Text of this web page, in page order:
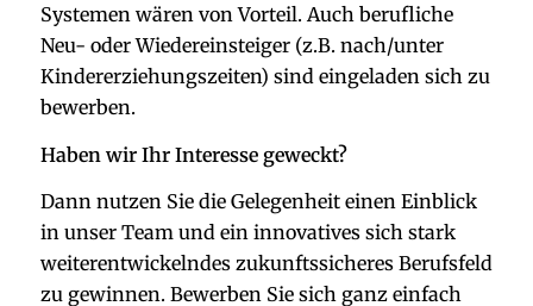
Systemen wären von Vorteil. Auch berufliche
Neu- oder Wiedereinsteiger (z.B. nach/unter
Kindererziehungszeiten) sind eingeladen sich zu
bewerben.
Haben wir Ihr Interesse geweckt?
Dann nutzen Sie die Gelegenheit einen Einblick
in unser Team und ein innovatives sich stark
weiterentwickelndes zukunftssicheres Berufsfeld
zu gewinnen. Bewerben Sie sich ganz einfach